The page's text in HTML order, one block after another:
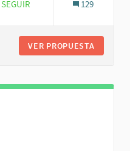
7 SEGUIDORAS
SEGUIR 129
VER PROPUESTA